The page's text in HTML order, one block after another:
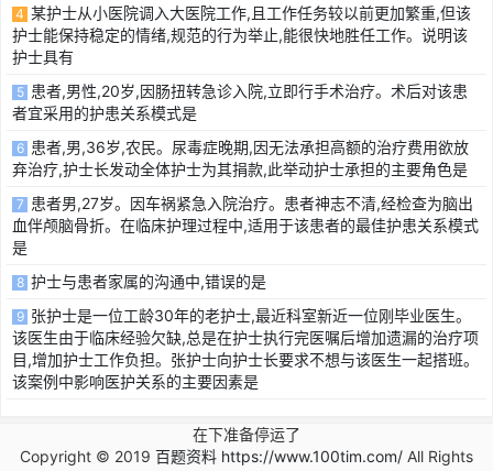
4 某护士从小医院调入大医院工作,且工作任务较以前更加繁重,但该
护士能保持稳定的情绪,规范的行为举止,能很快地胜任工作。说明该
护士具有
5 患者,男性,20岁,因肠扭转急诊入院,立即行手术治疗。术后对该患
者宜采用的护患关系模式是
6 患者,男,36岁,农民。尿毒症晚期,因无法承担高额的治疗费用欲放
弃治疗,护士长发动全体护士为其捐款,此举动护士承担的主要角色是
7 患者男,27岁。因车祸紧急入院治疗。患者神志不清,经检查为脑出
血伴颅脑骨折。在临床护理过程中,适用于该患者的最佳护患关系模式
是
8 护士与患者家属的沟通中,错误的是
9 张护士是一位工龄30年的老护士,最近科室新近一位刚毕业医生。
该医生由于临床经验欠缺,总是在护士执行完医嘱后增加遗漏的治疗项
目,增加护士工作负担。张护士向护士长要求不想与该医生一起搭班。
该案例中影响医护关系的主要因素是
在下准备停运了
Copyright © 2019 百题资料 https://www.100tim.com/ All Rights